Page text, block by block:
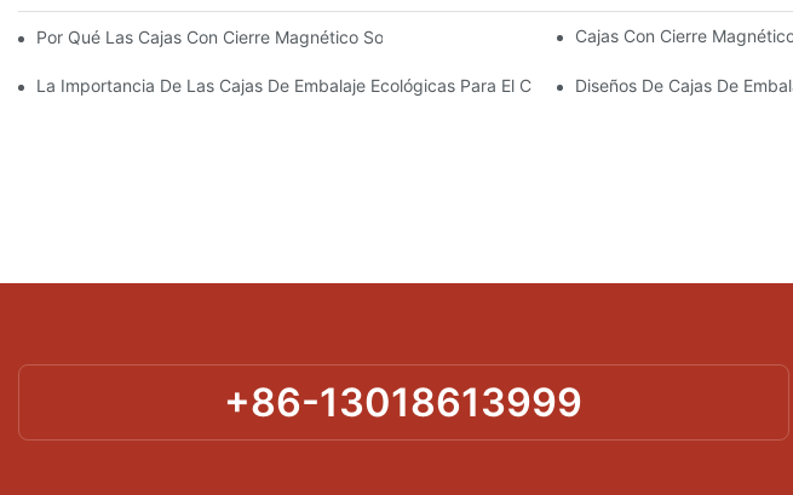
Por Qué Las Cajas Con Cierre Magnético Son La Mejor Opción Para Un Embalaje Premium
Cajas Con Cierre
La Importancia De Las Cajas De Embalaje Ecológicas Para El Cuidado De La Piel
Diseños De Cajas De
+86-13018613999